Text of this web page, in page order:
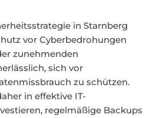
in Starnberg
vor Cyberbedrohungen
zunehmenden
sich vor
zu schützen.
in effektive IT-
regelmäßige Backups